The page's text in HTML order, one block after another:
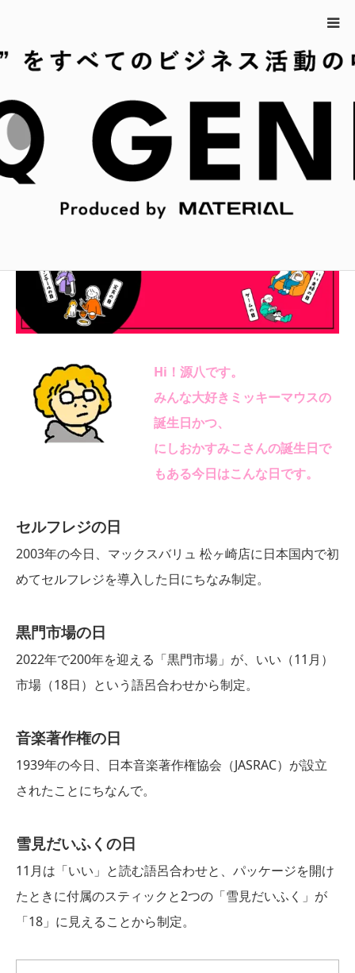
ホーム 11月18日の今日は何の日？
11月18日の今日は何の日？
Hi！源八です。
みんな大好きミッキーマウスの
誕生日かつ、
にしおかすみこさんの誕生日で
もある今日はこんな日です。
セルフレジの日
2003年の今日、マックスバリュ 松ヶ崎店に日本国内で初
めてセルフレジを導入した日にちなみ制定。
黒門市場の日
2022年で200年を迎える「黒門市場」が、いい（11月）
市場（18日）という語呂合わせから制定。
音楽著作権の日
1939年の今日、日本音楽著作権協会（JASRAC）が設立
されたことにちなんで。
雪見だいふくの日
11月は「いい」と読む語呂合わせと、パッケージを開け
たときに付属のスティックと2つの「雪見だいふく」が
「18」に見えることから制定。